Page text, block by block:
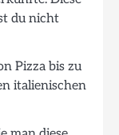
du nicht
Pizza bis zu
italienischen